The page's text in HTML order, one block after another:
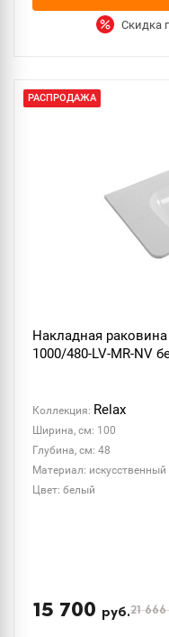
Скидка
РАСПРОДАЖА
Накладная раковина
1000/480-LV-MR-NV
Коллекция: Relax
Ширина, см: 100
Глубина, см: 48
Материал:
Цвет: белый
15 700 руб.21 666